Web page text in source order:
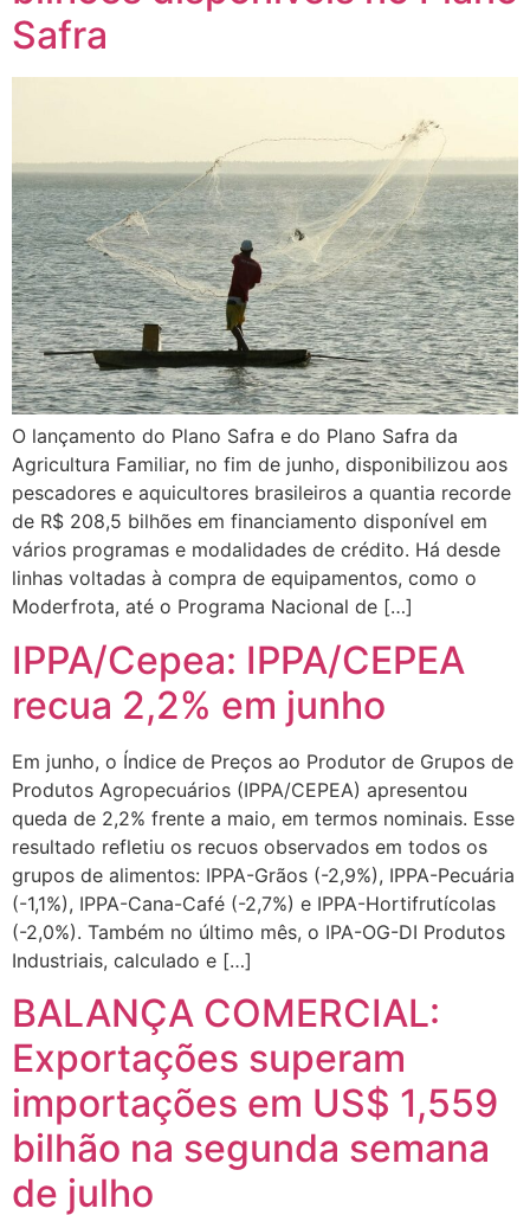
Safra
O lançamento do Plano Safra e do Plano Safra da
Agricultura Familiar, no fim de junho, disponibilizou aos
pescadores e aquicultores brasileiros a quantia recorde
de R$ 208,5 bilhões em financiamento disponível em
vários programas e modalidades de crédito. Há desde
linhas voltadas à compra de equipamentos, como o
Moderfrota, até o Programa Nacional de […]
IPPA/Cepea: IPPA/CEPEA
recua 2,2% em junho
Em junho, o Índice de Preços ao Produtor de Grupos de
Produtos Agropecuários (IPPA/CEPEA) apresentou
queda de 2,2% frente a maio, em termos nominais. Esse
resultado refletiu os recuos observados em todos os
grupos de alimentos: IPPA-Grãos (-2,9%), IPPA-Pecuária
(-1,1%), IPPA-Cana-Café (-2,7%) e IPPA-Hortifrutícolas
(-2,0%). Também no último mês, o IPA-OG-DI Produtos
Industriais, calculado e […]
BALANÇA COMERCIAL:
Exportações superam
importações em US$ 1,559
bilhão na segunda semana
de julho